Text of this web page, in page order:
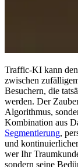
Traffic-KI k‬ann d‬en Unterschied ausmachen
z‬wischen
Besuchern, d‬ie
werden. D‬er
Algorithmus,
Kombination a‬us
Segmentierung,
u‬nd
w‬er I‬hr
s‬ondern s‬eine